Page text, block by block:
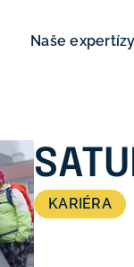
Naše expertízy
KARIÉRA